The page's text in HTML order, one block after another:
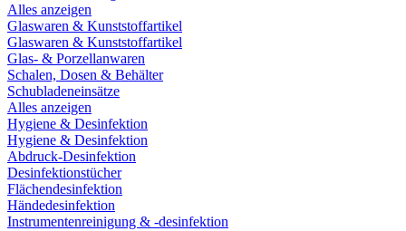
Alles anzeigen
Glaswaren & Kunststoffartikel
Glaswaren & Kunststoffartikel
Glas- & Porzellanwaren
Schalen, Dosen & Behälter
Schubladeneinsätze
Alles anzeigen
Hygiene & Desinfektion
Hygiene & Desinfektion
Abdruck-Desinfektion
Desinfektionstücher
Flächendesinfektion
Händedesinfektion
Instrumentenreinigung & -desinfektion